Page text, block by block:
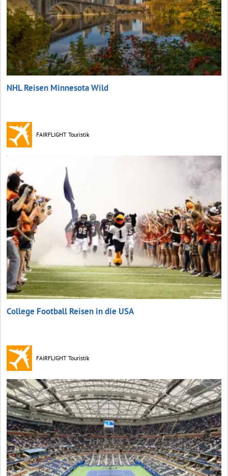
NHL Reisen Minnesota Wild
FAIRFLIGHT Touristik
College Football Reisen in die USA
FAIRFLIGHT Touristik